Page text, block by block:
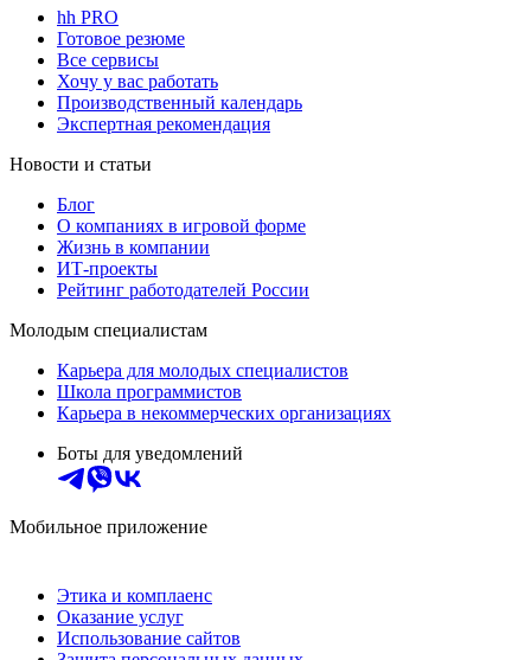
hh PRO
Готовое резюме
Все сервисы
Хочу у вас работать
Производственный календарь
Экспертная рекомендация
Новости и статьи
Блог
О компаниях в игровой форме
Жизнь в компании
ИТ-проекты
Рейтинг работодателей России
Молодым специалистам
Карьера для молодых специалистов
Школа программистов
Карьера в некоммерческих организациях
Боты для уведомлений
Мобильное приложение
Этика и комплаенс
Оказание услуг
Использование сайтов